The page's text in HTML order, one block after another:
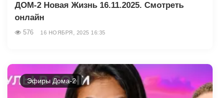
ДОМ-2 Новая Жизнь 16.11.2025. Смотреть
онлайн
576 16 НОЯБРЯ, 2025 16:35
Эфиры Дома-2